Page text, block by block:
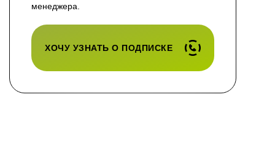
менеджера.
ХОЧУ УЗНАТЬ О ПОДПИСКЕ